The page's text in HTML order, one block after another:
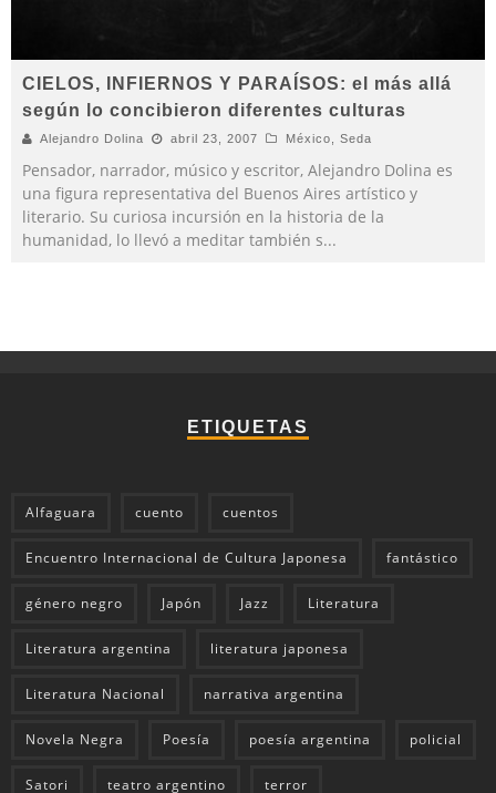
CIELOS, INFIERNOS Y PARAÍSOS: el más allá
según lo concibieron diferentes culturas
Alejandro Dolina abril 23, 2007 México Seda
Pensador, narrador, músico y escritor, Alejandro Dolina es
una figura representativa del Buenos Aires artístico y
literario. Su curiosa incursión en la historia de la
humanidad, lo llevó a meditar también s...
ETIQUETAS
Alfaguara cuento cuentos
Encuentro Internacional de Cultura Japonesa fantástico
género negro Japón Jazz Literatura
Literatura argentina literatura japonesa
Literatura Nacional narrativa argentina
Novela Negra Poesía poesía argentina policial
Satori teatro argentino terror